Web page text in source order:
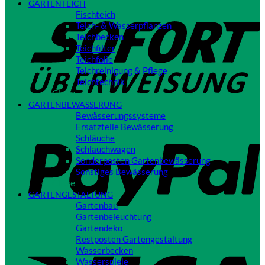
GARTENTEICH
Fischteich
Teich- & Wasserpflanzen
Teichbecken
Teichfilter
Teichfolie
Teichreinigung & Pflege
Teichtechnik
Close
GARTENBEWÄSSERUNG
Bewässerungssysteme
Ersatzteile Bewässerung
Schläuche
Schlauchwagen
Sonderposten Gartenbewässerung
Sonstiges Bewässerung
Close
GARTENGESTALTUNG
Gartenbau
Gartenbeleuchtung
Gartendeko
Restposten Gartengestaltung
Wasserbecken
Wasserspiele